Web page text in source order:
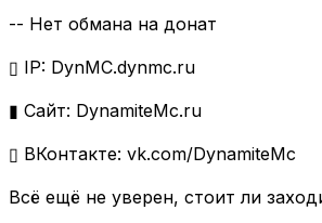
-- Нет обмана на донат
▯ IP: DynMC.dynmc.ru
▮ Сайт: DynamiteMc.ru
▯ ВКонтакте: vk.com/DynamiteMc
Всё ещё не уверен, стоит ли